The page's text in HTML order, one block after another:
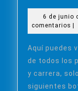
1000
D
(05-
6 de junio
comentarios
Aquí puedes ver y también descargar fotos
de todos los
y carrera,
siguientes